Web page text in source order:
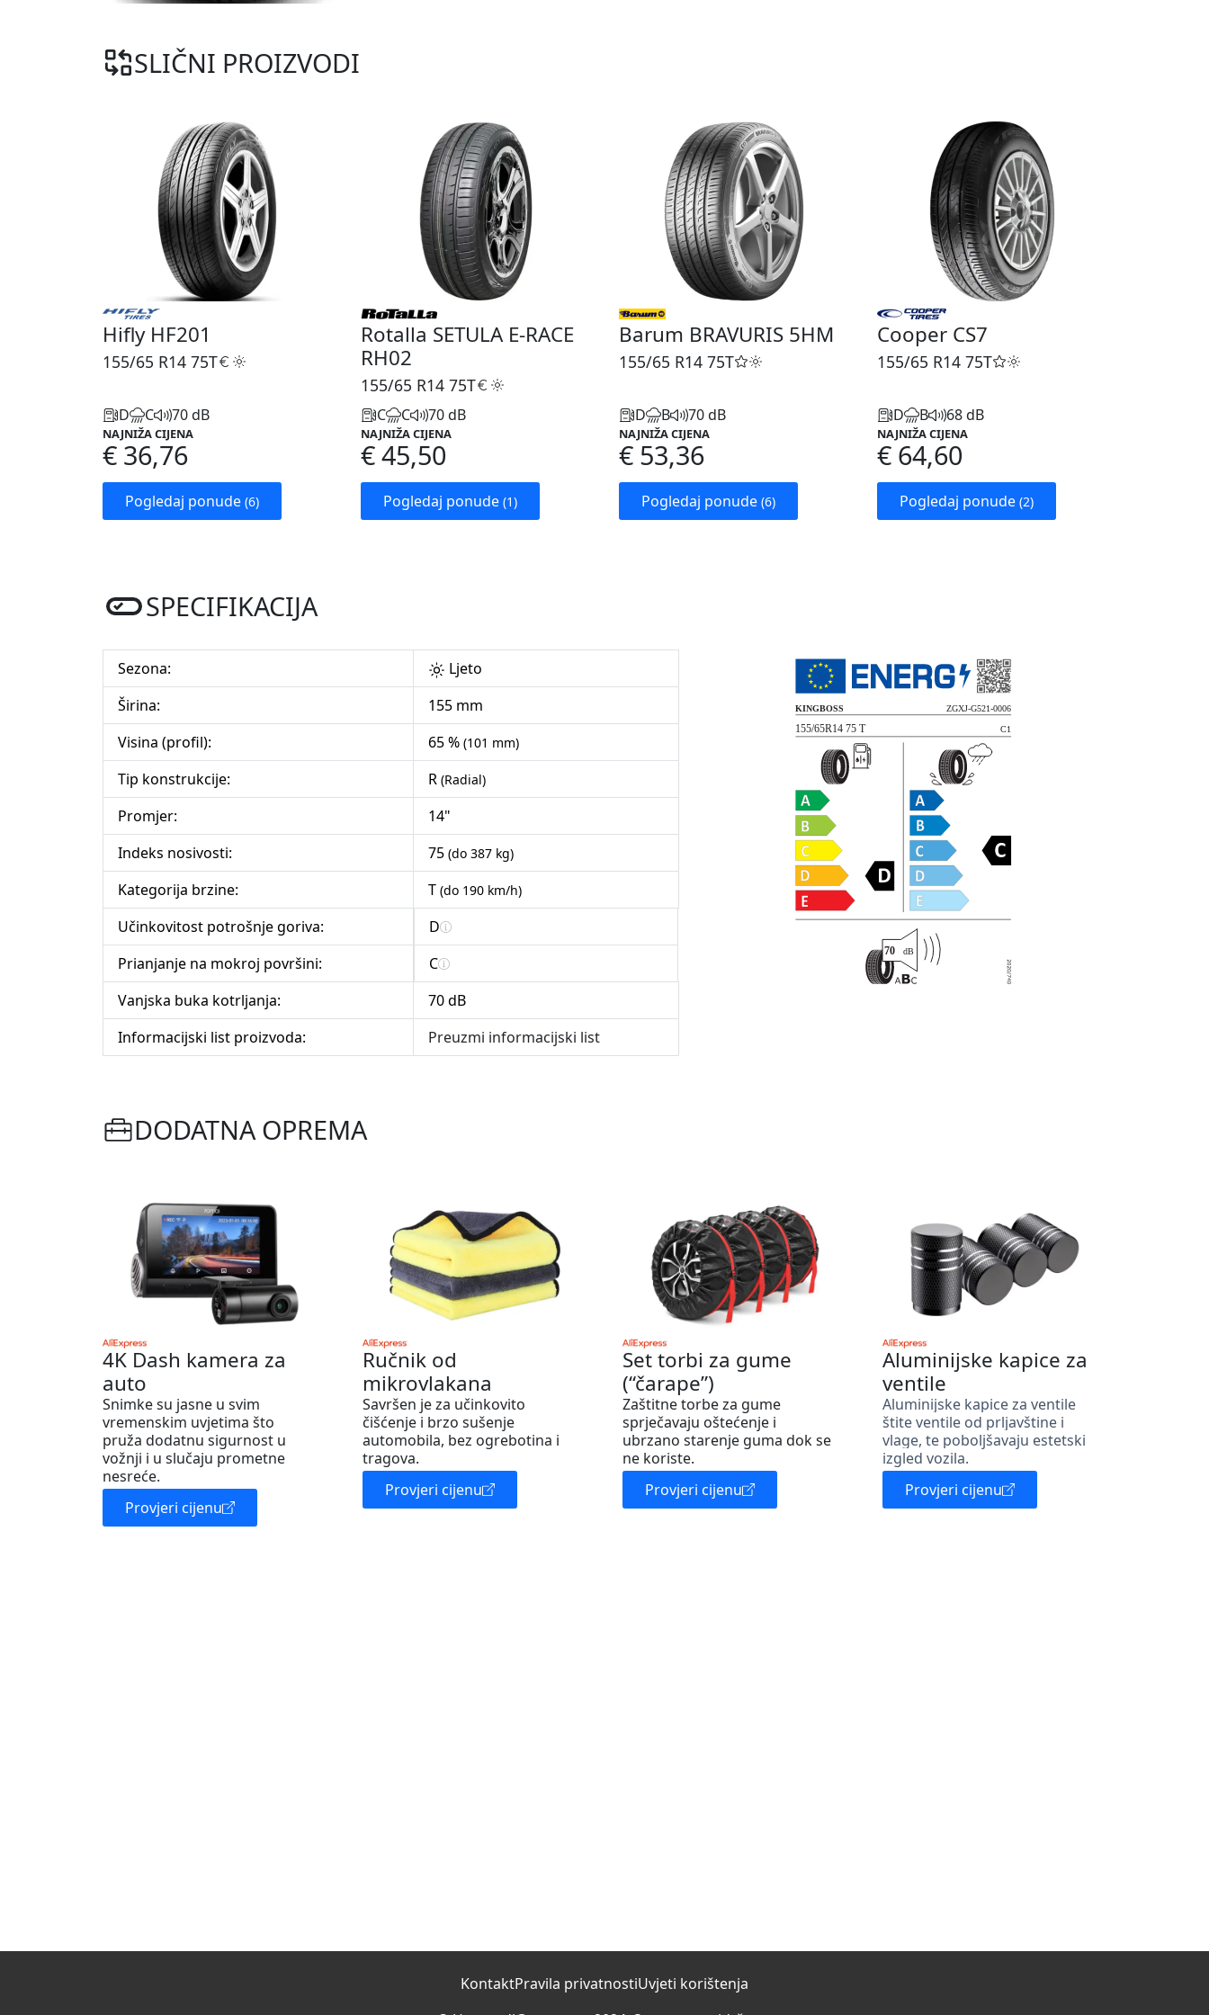
SLIČNI PROIZVODI
Hifly HF201
155/65 R14 75T
D C 70 dB
NAJNIŽA CIJENA
€ 36,76
Pogledaj ponude (6)
Rotalla SETULA E-RACE
RH02
155/65 R14 75T
C C 70 dB
NAJNIŽA CIJENA
€ 45,50
Pogledaj ponude (1)
Barum BRAVURIS 5HM
155/65 R14 75T
D B 70 dB
NAJNIŽA CIJENA
€ 53,36
Pogledaj ponude (6)
Cooper CS7
155/65 R14 75T
D B 68 dB
NAJNIŽA CIJENA
€ 64,60
Pogledaj ponude (2)
SPECIFIKACIJA
Sezona:
Ljeto
Širina:
155 mm
Visina (profil):
65 % (101 mm)
Tip konstrukcije: R (Radial)
Promjer:
14"
Indeks nosivosti:
75 (do 387 kg)
Kategorija brzine: T (do 190 km/h)
Učinkovitost potrošnje goriva:
D
Prianjanje na mokroj površini:
C
Vanjska buka kotrljanja:
70 dB
Informacijski list proizvoda:
Preuzmi informacijski list
DODATNA OPREMA
4K Dash kamera za
auto
Snimke su jasne u svim
vremenskim uvjetima što
pruža dodatnu sigurnost u
vožnji i u slučaju prometne
nesreće.
Provjeri cijenu
Ručnik od
mikrovlakana
Savršen je za učinkovito
čišćenje i brzo sušenje
automobila, bez ogrebotina i
tragova.
Provjeri cijenu
Set torbi za gume
(“čarape”)
Zaštitne torbe za gume
sprječavaju oštećenje i
ubrzano starenje guma dok se
ne koriste.
Provjeri cijenu
Aluminijske kapice za
ventile
Aluminijske kapice za ventile
štite ventile od prljavštine i
vlage, te poboljšavaju estetski
izgled vozila.
Provjeri cijenu
KontaktPravila privatnostiUvjeti korištenja